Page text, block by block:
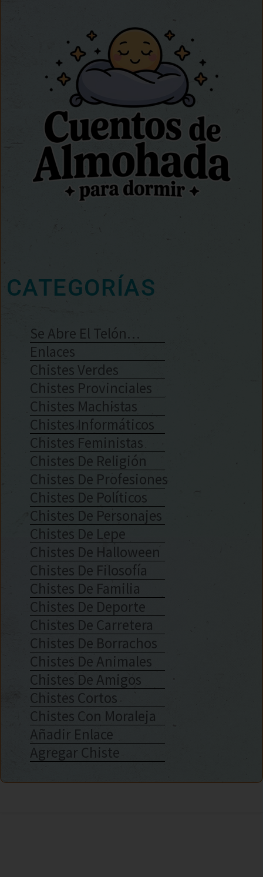
CATEGORÍAS
Se Abre El Telón…
Enlaces
Chistes Verdes
Chistes Provinciales
Chistes Machistas
Chistes Informáticos
Chistes Feministas
Chistes De Religión
Chistes De Profesiones
Chistes De Políticos
Chistes De Personajes
Chistes De Lepe
Chistes De Halloween
Chistes De Filosofía
Chistes De Familia
Chistes De Deporte
Chistes De Carretera
Chistes De Borrachos
Chistes De Animales
Chistes De Amigos
Chistes Cortos
Chistes Con Moraleja
Añadir Enlace
Agregar Chiste